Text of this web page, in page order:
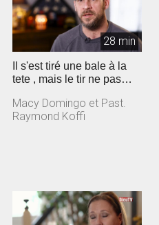
28 min
Il s'est tiré une bale à la
tete , mais le tir ne pas
Macy Domingo et Past.
Raymond Koffi